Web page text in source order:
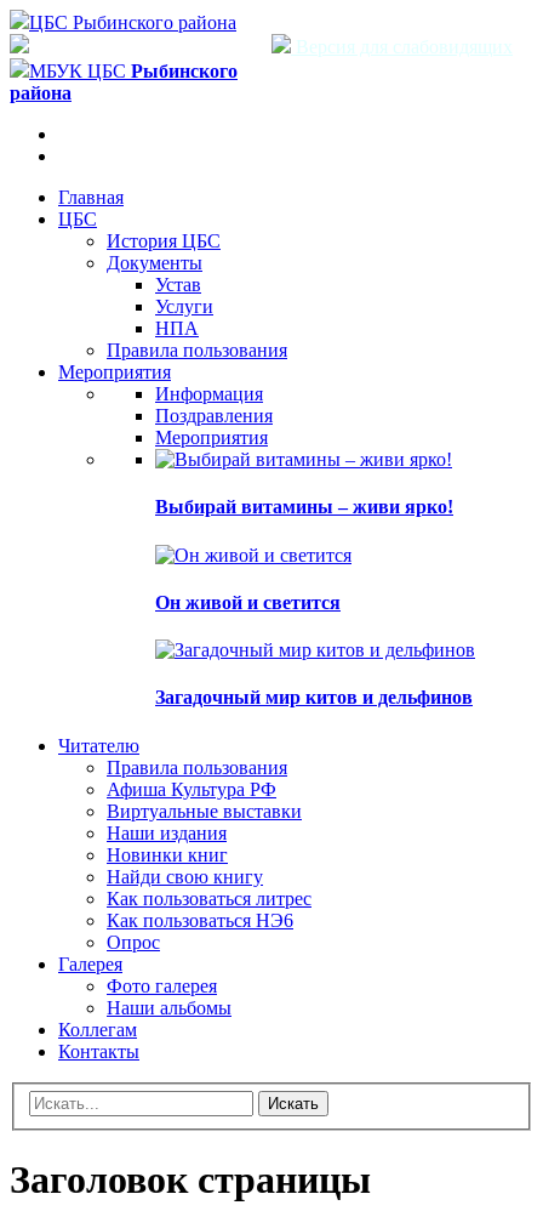
ЦБС Рыбинского района
Версия для слабовидящих
МБУК ЦБС Рыбинского
района
Главная
ЦБС
История ЦБС
Документы
Устав
Услуги
НПА
Правила пользования
Мероприятия
Информация
Поздравления
Мероприятия
Выбирай витамины – живи ярко!
Он живой и светится
Загадочный мир китов и дельфинов
Читателю
Правила пользования
Афиша Культура РФ
Виртуальные выставки
Наши издания
Новинки книг
Найди свою книгу
Как пользоваться литрес
Как пользоваться НЭ6
Опрос
Галерея
Фото галерея
Наши альбомы
Коллегам
Контакты
Искать
Заголовок страницы